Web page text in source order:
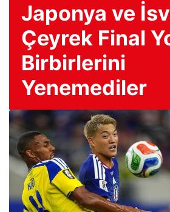
Japonya ve
Çeyrek Final
Birbirlerini
Yenemediler